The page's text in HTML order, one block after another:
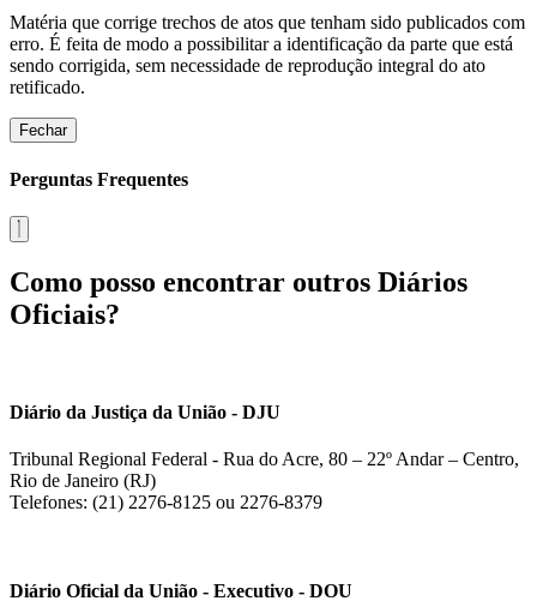
Matéria que corrige trechos de atos que tenham sido publicados com
erro. É feita de modo a possibilitar a identificação da parte que está
sendo corrigida, sem necessidade de reprodução integral do ato
retificado.
Fechar
Perguntas Frequentes
Como posso encontrar outros Diários
Oficiais?
Diário da Justiça da União - DJU
Tribunal Regional Federal - Rua do Acre, 80 – 22º Andar – Centro,
Rio de Janeiro (RJ)
Telefones: (21) 2276-8125 ou 2276-8379
Diário Oficial da União - Executivo - DOU